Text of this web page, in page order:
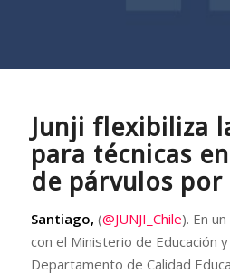
Junji flexibiliza
para técnicas
de párvulos por
Santiago, (@JUNJI_Chile). En
con el Ministerio de Educación
Departamento de Calidad